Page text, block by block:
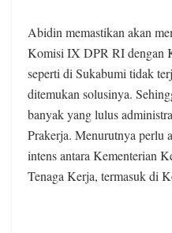
Abidin memastikan akan
Komisi IX DPR RI dengan
seperti di Sukabumi tidak
ditemukan solusinya.
banyak yang lulus
Prakerja. Menurutnya perlu
intens antara Kementerian
Tenaga Kerja, termasuk di